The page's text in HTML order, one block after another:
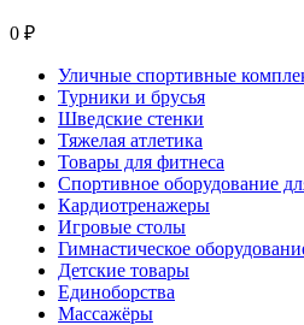
0 ₽
Уличные спортивные
Турники и брусья
Шведские стенки
Тяжелая атлетика
Товары для фитнеса
Спортивное оборудование
Кардиотренажеры
Игровые столы
Гимнастическое
Детские товары
Единоборства
Массажёры